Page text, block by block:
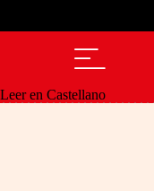
Leer en Castellano